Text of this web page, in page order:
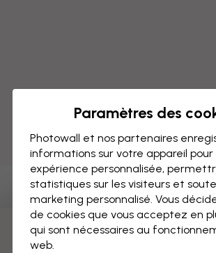
Espace vibrant
IMPRESSION SUR TOILE
Paramètres des
Photowall et nos partenaires
informations sur votre appareil
expérience personnalisée,
statistiques sur les visiteurs et
marketing personnalisé. Vous
de cookies que vous acceptez en
qui sont nécessaires au
web.